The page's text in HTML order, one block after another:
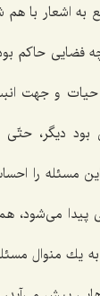
به اشعار با
فضایی حاكم
و جهت
دیگر،
مسئله را
پیدا می‌شود،
یك منوال